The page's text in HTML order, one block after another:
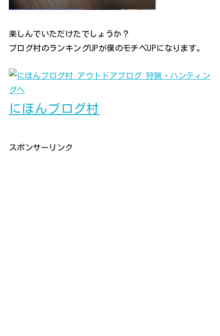
楽しんでいただけたでしょうか？
ブログ村のランキングUPが僕のモチベUPになります。
にほんブログ村
スポンサーリンク